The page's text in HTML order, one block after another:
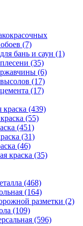
(7)
бань и саун (1)
(35)
(6)
(17)
(17)
краска (439)
(55)
(451)
(31)
(46)
краска (35)
(468)
(164)
разметки (2)
(109)
(596)